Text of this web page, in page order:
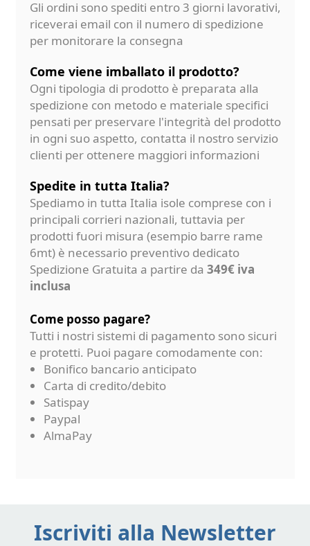
Gli ordini sono spediti entro 3 giorni lavorativi,
riceverai email con il numero di spedizione
per monitorare la consegna
Come viene imballato il prodotto?
Ogni tipologia di prodotto è preparata alla
spedizione con metodo e materiale specifici
pensati per preservare l'integrità del prodotto
in ogni suo aspetto, contatta il nostro servizio
clienti per ottenere maggiori informazioni
Spedite in tutta Italia?
Spediamo in tutta Italia isole comprese con i
principali corrieri nazionali, tuttavia per
prodotti fuori misura (esempio barre rame
6mt) è necessario preventivo dedicato
Spedizione Gratuita a partire da 349€ iva
inclusa
Come posso pagare?
Tutti i nostri sistemi di pagamento sono sicuri
e protetti. Puoi pagare comodamente con:
Bonifico bancario anticipato
Carta di credito/debito
Satispay
Paypal
AlmaPay
Iscriviti alla Newsletter